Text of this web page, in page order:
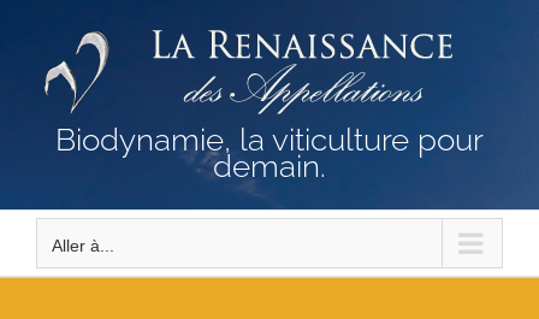
contenu
Biodynamie, la viticulture pour
demain.
Aller à...